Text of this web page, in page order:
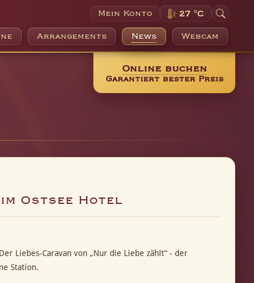
Arrangements News Webcam
Mein Konto 27 °C
Online buchen
Garantiert bester Preis
Ostsee Hotel
Liebes-Caravan von „Nur die Liebe zählt“ - der
Station.